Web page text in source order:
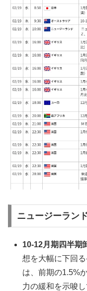
ニュージーラン
10-12月期四半期
想を大幅に下回
は、前期の1.5%
力の緩和を示唆し